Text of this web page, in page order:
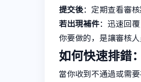
提交後：定期查看審
若出現補件：迅速回
你要做的，是讓審核
如何快速排錯
當你收到不通過或需